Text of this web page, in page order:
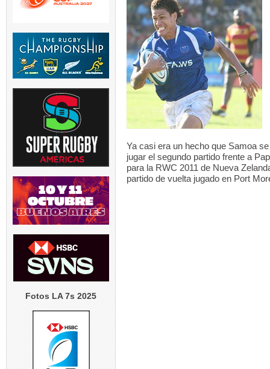
Fotos LA 7s 2025
Ya casi era un hecho que Samoa
jugar el segundo partido frente a
para la RWC 2011 de Nueva
partido de vuelta jugado en Port
LOS PUMAS | Tomás
Albornoz ha sido
suspendido por...
5 0
RUGBY INT`L | Thomas
Ramos de 31 años será
jugador...
4 0
TEST MATCH
El
USA v
entrenador
5